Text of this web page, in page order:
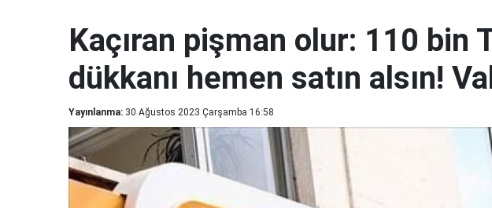
Kaçıran pişman olur: 110 bin
dükkanı hemen satın alsın!
Yayınlanma: 30 Ağustos 2023 Çarşamba 16:58